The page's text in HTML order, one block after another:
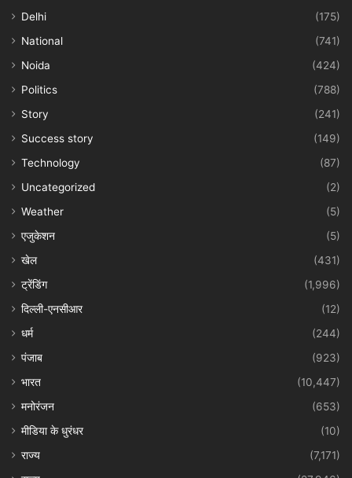
Delhi
(175)
National
(741)
Noida
(424)
Politics
(788)
Story
(241)
Success story
(149)
Technology
(87)
Uncategorized
(2)
Weather
(5)
एजुकेशन
(5)
खेल
(431)
ट्रेंडिंग
(1,996)
दिल्ली-एनसीआर
(12)
धर्म
(244)
पंजाब
(923)
भारत
(10,447)
मनोरंजन
(653)
मीडिया के धुरंधर
(10)
राज्य
(7,171)